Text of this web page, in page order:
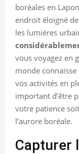
boréales en
endroit éloigné
les lumières
vous voyagez en
monde
vos activités en
important d’être
votre patience
l’aurore boréale.
Capturer